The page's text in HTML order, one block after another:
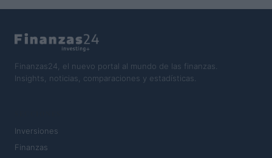
Finanzas24, el nuevo portal al mundo de las finanzas.
Insights, noticias, comparaciones y estadísticas.
Inversiones
Finanzas